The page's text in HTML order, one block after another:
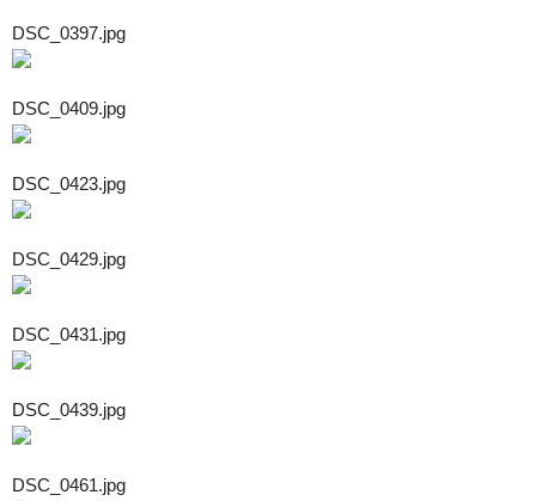
DSC_0397.jpg
DSC_0409.jpg
DSC_0423.jpg
DSC_0429.jpg
DSC_0431.jpg
DSC_0439.jpg
DSC_0461.jpg